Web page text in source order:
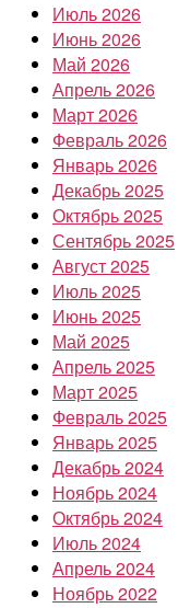
Июль 2026
Июнь 2026
Май 2026
Апрель 2026
Март 2026
Февраль 2026
Январь 2026
Декабрь 2025
Октябрь 2025
Сентябрь 2025
Август 2025
Июль 2025
Июнь 2025
Май 2025
Апрель 2025
Март 2025
Февраль 2025
Январь 2025
Декабрь 2024
Ноябрь 2024
Октябрь 2024
Июль 2024
Апрель 2024
Ноябрь 2022